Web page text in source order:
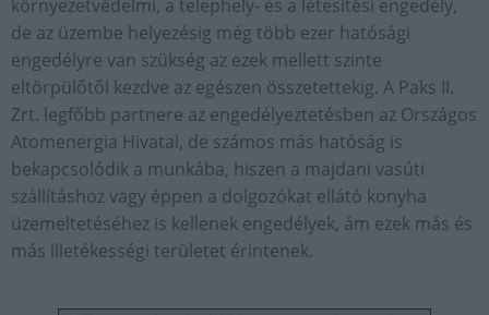
környezetvédelmi, a telephely- és a létesítési engedély,
de az üzembe helyezésig még több ezer hatósági
engedélyre van szükség az ezek mellett szinte
eltörpülőtől kezdve az egészen összetettekig. A Paks II.
Zrt. legfőbb partnere az engedélyeztetésben az Országos
Atomenergia Hivatal, de számos más hatóság is
bekapcsolódik a munkába, hiszen a majdani vasúti
szállításhoz vagy éppen a dolgozókat ellátó konyha
üzemeltetéséhez is kellenek engedélyek, ám ezek más és
más illetékességi területet érintenek.